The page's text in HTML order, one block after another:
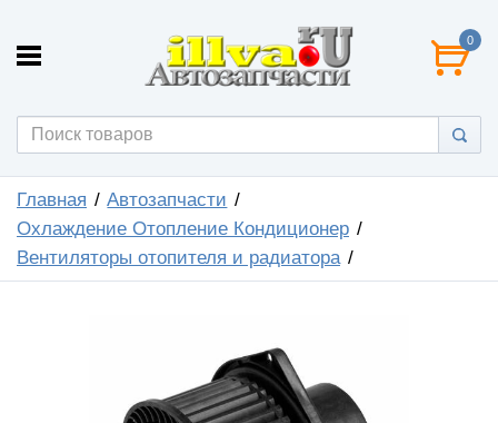
0
Главная
Автозапчасти
Охлаждение Отопление Кондиционер
Вентиляторы отопителя и радиатора